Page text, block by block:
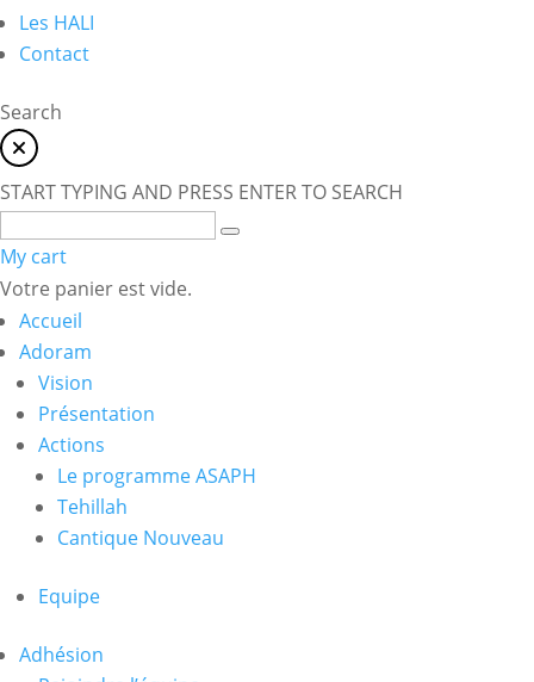
Les HALI
Contact
Search
START TYPING AND PRESS ENTER TO SEARCH
My cart
Votre panier est vide.
Accueil
Adoram
Vision
Présentation
Actions
Le programme ASAPH
Tehillah
Cantique Nouveau
Equipe
Adhésion